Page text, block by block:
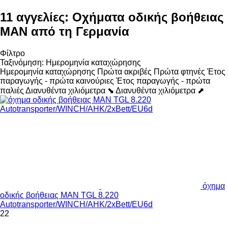
11 αγγελίες: Οχήματα οδικής βοήθειας
MAN από τη Γερμανία
Φίλτρο
Ταξινόμηση: Ημερομηνία καταχώρησης
Ημερομηνία καταχώρησης Πρώτα ακριβές Πρώτα φτηνές Έτος
παραγωγής - πρώτα καινούριες Έτος παραγωγής - πρώτα
παλιές Διανυθέντα χιλιόμετρα ⬊ Διανυθέντα χιλιόμετρα ⬈
όχημα
οδικής βοήθειας MAN TGL 8.220
Autotransporter/WINCH/AHK/2xBett/EU6d
22